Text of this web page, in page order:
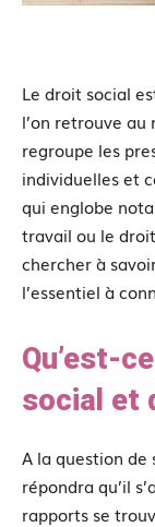
Le droit social
l’on retrouve
regroupe les
individuelles et
qui englobe
travail ou le
chercher à
l’essentiel à
Qu’est-
social et
A la question de
répondra qu’il
rapports se